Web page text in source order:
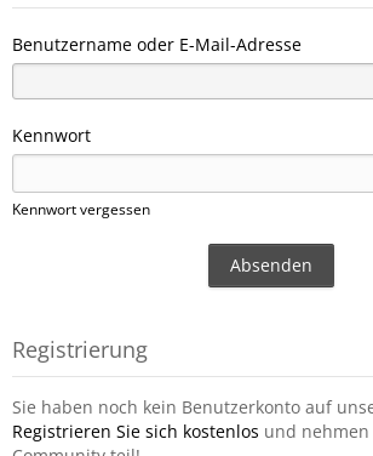
Benutzername oder E-Mail-Adresse
Kennwort
Kennwort vergessen
Registrierung
Sie haben noch kein Benutzerkonto auf
Registrieren Sie sich kostenlos und